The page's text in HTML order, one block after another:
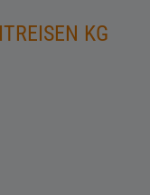
KG